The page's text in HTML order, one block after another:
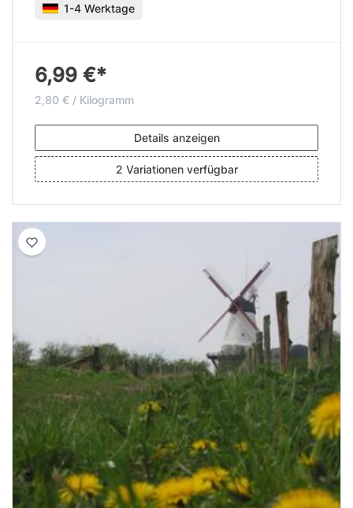
1-4 Werktage
6,99 €*
2,80 € / Kilogramm
Details anzeigen
2 Variationen verfügbar